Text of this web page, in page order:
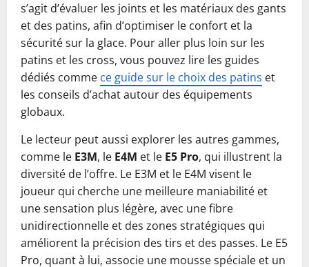
s’agit d’évaluer les joints et les matériaux des gants
et des patins, afin d’optimiser le confort et la
sécurité sur la glace. Pour aller plus loin sur les
patins et les cross, vous pouvez lire les guides
dédiés comme ce guide sur le choix des patins et
les conseils d’achat autour des équipements
globaux.
Le lecteur peut aussi explorer les autres gammes,
comme le E3M, le E4M et le E5 Pro, qui illustrent la
diversité de l’offre. Le E3M et le E4M visent le
joueur qui cherche une meilleure maniabilité et
une sensation plus légère, avec une fibre
unidirectionnelle et des zones stratégiques qui
améliorent la précision des tirs et des passes. Le E5
Pro, quant à lui, associe une mousse spéciale et un